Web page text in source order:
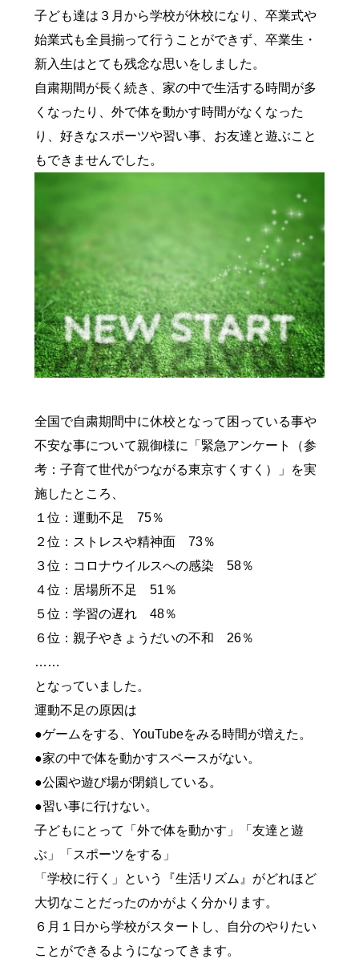
子ども達は３月から学校が休校になり、卒業式や
始業式も全員揃って行うことができず、卒業生・
新入生はとても残念な思いをしました。
自粛期間が長く続き、家の中で生活する時間が多
くなったり、外で体を動かす時間がなくなった
り、好きなスポーツや習い事、お友達と遊ぶこと
もできませんでした。
全国で自粛期間中に休校となって困っている事や
不安な事について親御様に「緊急アンケート（参
考：子育て世代がつながる東京すくすく）」を実
施したところ、
１位：運動不足 75％
２位：ストレスや精神面 73％
３位：コロナウイルスへの感染 58％
４位：居場所不足 51％
５位：学習の遅れ 48％
６位：親子やきょうだいの不和 26％
……
となっていました。
運動不足の原因は
●ゲームをする、YouTubeをみる時間が増えた。
●家の中で体を動かすスペースがない。
●公園や遊び場が閉鎖している。
●習い事に行けない。
子どもにとって「外で体を動かす」「友達と遊
ぶ」「スポーツをする」
「学校に行く」という『生活リズム』がどれほど
大切なことだったのかがよく分かります。
６月１日から学校がスタートし、自分のやりたい
ことができるようになってきます。